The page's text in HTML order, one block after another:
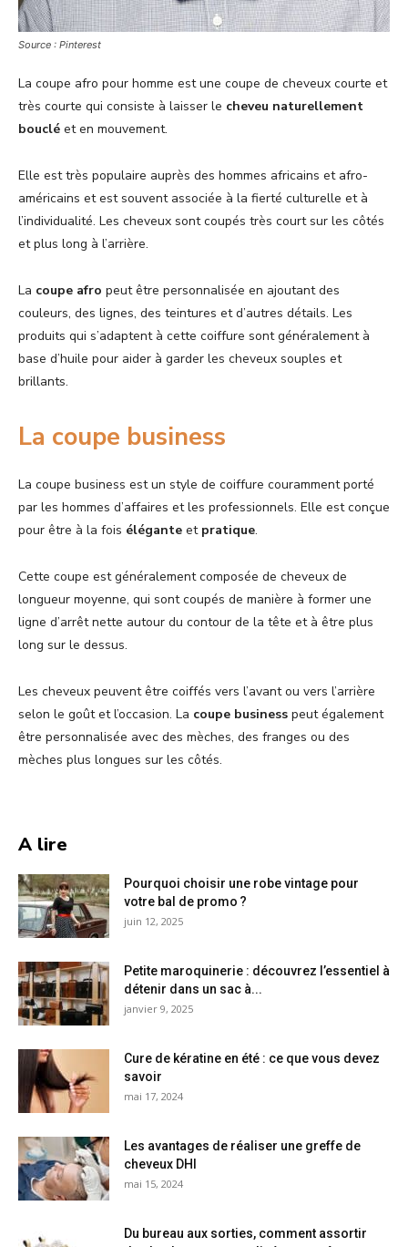
Source : Pinterest
La coupe afro pour homme est une coupe de cheveux courte et
très courte qui consiste à laisser le cheveu naturellement
bouclé et en mouvement.
Elle est très populaire auprès des hommes africains et afro-
américains et est souvent associée à la fierté culturelle et à
l’individualité. Les cheveux sont coupés très court sur les côtés
et plus long à l’arrière.
La coupe afro peut être personnalisée en ajoutant des
couleurs, des lignes, des teintures et d’autres détails. Les
produits qui s’adaptent à cette coiffure sont généralement à
base d’huile pour aider à garder les cheveux souples et
brillants.
La coupe business
La coupe business est un style de coiffure couramment porté
par les hommes d’affaires et les professionnels. Elle est conçue
pour être à la fois élégante et pratique.
Cette coupe est généralement composée de cheveux de
longueur moyenne, qui sont coupés de manière à former une
ligne d’arrêt nette autour du contour de la tête et à être plus
long sur le dessus.
Les cheveux peuvent être coiffés vers l’avant ou vers l’arrière
selon le goût et l’occasion. La coupe business peut également
être personnalisée avec des mèches, des franges ou des
mèches plus longues sur les côtés.
A lire
Pourquoi choisir une robe vintage pour
votre bal de promo ?
juin 12, 2025
Petite maroquinerie : découvrez l’essentiel à
détenir dans un sac à...
janvier 9, 2025
Cure de kératine en été : ce que vous devez
savoir
mai 17, 2024
Les avantages de réaliser une greffe de
cheveux DHI
mai 15, 2024
Du bureau aux sorties, comment assortir